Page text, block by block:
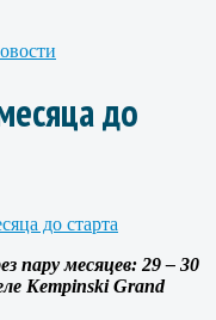
до
пару месяцев: 29 – 30
Kempinski Grand